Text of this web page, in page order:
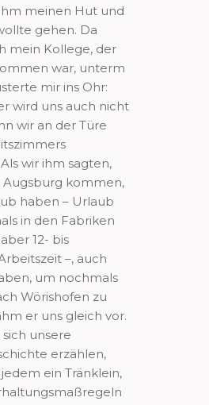
meinen Hut und
gehen. Da
mein Kollege, der
war, unterm
mir ins Ohr:
wird uns auch nicht
wir an der Türe
wir ihm sagten,
Augsburg kommen,
haben – Urlaub
in den Fabriken
12- bis
–, auch
um nochmals
Wörishofen zu
er uns gleich vor.
unsere
erzählen,
ein Tränklein,